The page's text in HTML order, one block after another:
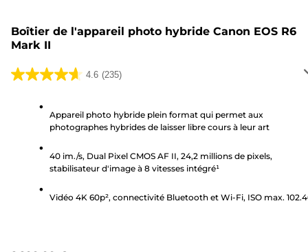
Boîtier de l'appareil photo hybride Canon EOS R6
Mark II
4.6 (235)
4.6
Appareil photo hybride plein format qui permet aux
photographes hybrides de laisser libre cours à leur art
40 im./s, Dual Pixel CMOS AF II, 24,2 millions de pixels,
stabilisateur d'image à 8 vitesses intégré¹
Vidéo 4K 60p², connectivité Bluetooth et Wi-Fi, ISO max.